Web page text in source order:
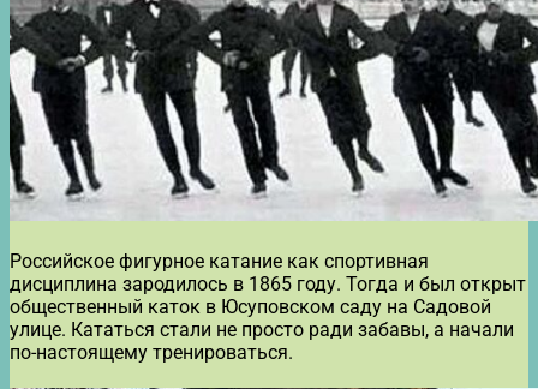
Российское фигурное катание как спортивная
дисциплина зародилось в 1865 году. Тогда и был открыт
общественный каток в Юсуповском саду на Садовой
улице. Кататься стали не просто ради забавы, а начали
по-настоящему тренироваться.